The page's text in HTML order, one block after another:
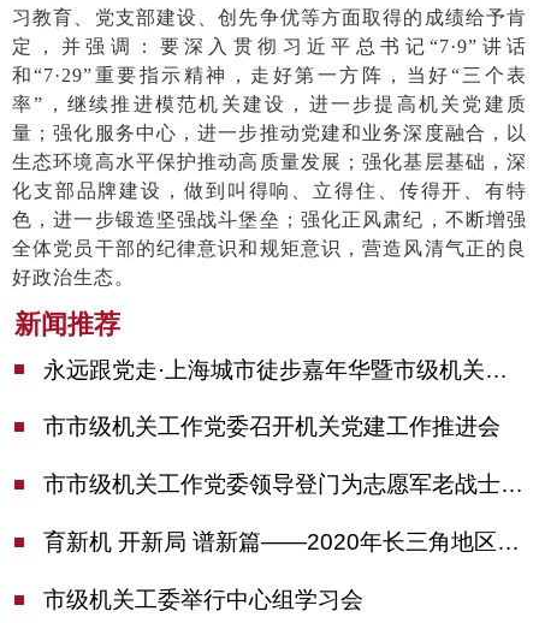
习教育、党支部建设、创先争优等方面取得的成绩给予肯
定，并强调：要深入贯彻习近平总书记“7·9”讲话
和“7·29”重要指示精神，走好第一方阵，当好“三个表
率”，继续推进模范机关建设，进一步提高机关党建质
量；强化服务中心，进一步推动党建和业务深度融合，以
生态环境高水平保护推动高质量发展；强化基层基础，深
化支部品牌建设，做到叫得响、立得住、传得开、有特
色，进一步锻造坚强战斗堡垒；强化正风肃纪，不断增强
全体党员干部的纪律意识和规矩意识，营造风清气正的良
好政治生态。
新闻推荐
永远跟党走·上海城市徒步嘉年华暨市级机关运动会开幕
市市级机关工作党委召开机关党建工作推进会
市市级机关工作党委领导登门为志愿军老战士佩戴纪念章
育新机 开新局 谱新篇——2020年长三角地区机关党建工作研讨会在南京召开
市级机关工委举行中心组学习会